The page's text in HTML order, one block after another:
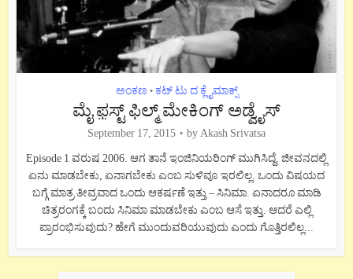
ಅಂಕಣ • ಕಟ್ ಟು ದ ಕ್ಲೈಮಾಕ್ಸ್
ಮೈ ಫ಼ಸ್ಟ್ ಫಿಲ್ಮ್ ಮೇಕಿಂಗ್ ಅಡ್ವೈಸ್
September 17, 2015 by Akash Srivatsa
Episode 1 ವರುಷ 2006. ಆಗ ತಾನೆ ಇಂಜಿನಿಯರಿಂಗ್ ಮುಗಿಸಿದ್ದೆ. ಜೀವನದಲ್ಲಿ
ಏನು ಮಾಡಬೇಕು, ಏನಾಗಬೇಕು ಎಂಬ ಸುಳಿವೂ ಇರಲಿಲ್ಲ. ಒಂದು ವಿಷಯದ
ಬಗ್ಗೆ ಮಾತ್ರ ತೀವ್ರವಾದ ಒಂದು ಆಕರ್ಷಣೆ ಇತ್ತು – ಸಿನಿಮಾ. ಏನಾದರೂ ಮಾಡಿ
ಚಿತ್ರರಂಗಕ್ಕೆ ಬಂದು ಸಿನಿಮಾ ಮಾಡಬೇಕು ಎಂಬ ಆಸೆ ಇತ್ತು. ಆದರೆ ಎಲ್ಲಿ
ಪ್ರಾರಂಭಿಸುವುದು? ಹೇಗೆ ಮುಂದುವರಿಯುವುದು ಎಂದು ಗೊತ್ತಿರಲಿಲ್ಲ...